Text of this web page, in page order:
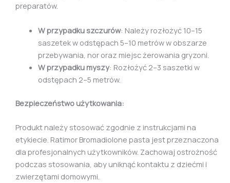
preparatów.
W przypadku szczurów: Należy rozłożyć 10–15
saszetek w odstępach 5–10 metrów w obszarze
przebywania, nor oraz miejsc żerowania gryzoni.
W przypadku myszy: Rozłożyć 2–3 saszetki w
odstępach 2–5 metrów.
Bezpieczeństwo użytkowania:
Produkt należy stosować zgodnie z instrukcjami na
etykiecie. Ratimor Bromadiolone pasta jest przeznaczona
dla profesjonalnych użytkowników. Zachowaj ostrożność
podczas stosowania, aby uniknąć kontaktu z dziećmi i
zwierzętami domowymi.